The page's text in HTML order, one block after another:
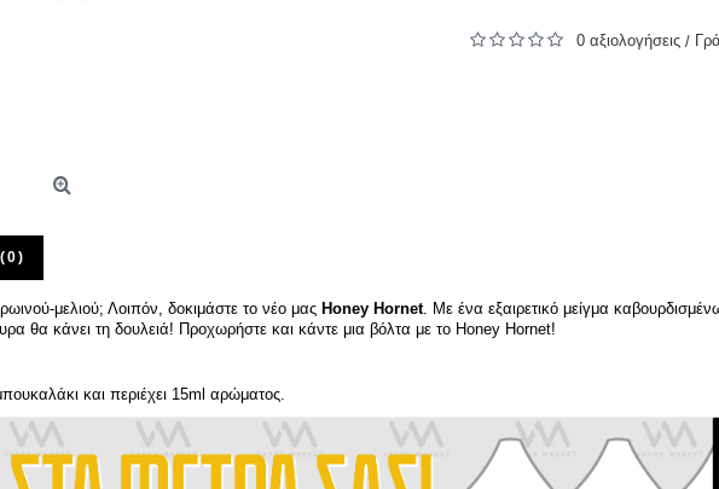
0 αξιολογήσεις /
μελιού; Λοιπόν, δοκιμάστε το νέο μας Honey Hornet. Με ένα εξαιρετικό μείγμα
θα κάνει τη δουλειά! Προχωρήστε και κάντε μια βόλτα με το Honey Hornet!
και περιέχει 15ml αρώματος.